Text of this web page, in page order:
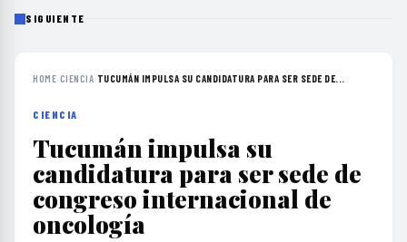
SIGUIENTE
HOME›CIENCIA› TUCUMÁN IMPULSA SU CANDIDATURA PARA SER SEDE DE...
CIENCIA
Tucumán impulsa su
candidatura para ser sede de
congreso internacional de
oncología